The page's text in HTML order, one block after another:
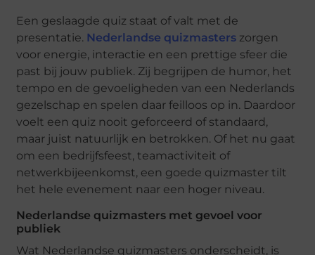
Een geslaagde quiz staat of valt met de
presentatie. Nederlandse quizmasters zorgen
voor energie, interactie en een prettige sfeer die
past bij jouw publiek. Zij begrijpen de humor, het
tempo en de gevoeligheden van een Nederlands
gezelschap en spelen daar feilloos op in. Daardoor
voelt een quiz nooit geforceerd of standaard,
maar juist natuurlijk en betrokken. Of het nu gaat
om een bedrijfsfeest, teamactiviteit of
netwerkbijeenkomst, een goede quizmaster tilt
het hele evenement naar een hoger niveau.
Nederlandse quizmasters met gevoel voor
publiek
Wat Nederlandse quizmasters onderscheidt, is